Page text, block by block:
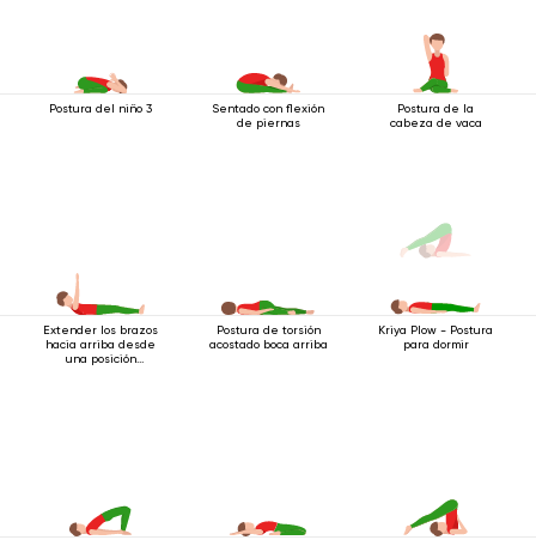
Postura del niño 3
Sentado con flexión
de piernas
Postura de la
cabeza de vaca
Extender los brazos
hacia arriba desde
una posición
Postura de torsión
acostado boca arriba
Kriya Plow - Postura
para dormir